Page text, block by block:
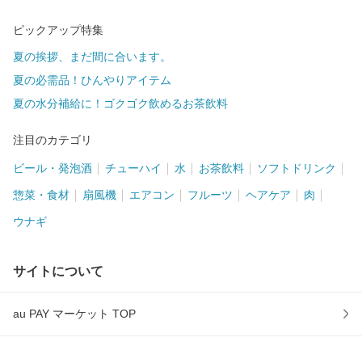
ピックアップ特集
夏の挨拶、まだ間に合います。
夏の必需品！ひんやりアイテム
夏の水分補給に！ゴクゴク飲めるお茶飲料
注目のカテゴリ
ビール・発泡酒 チューハイ 水 お茶飲料 ソフトドリンク
惣菜・食材 扇風機 エアコン フルーツ ヘアケア 肉
ウナギ
サイトについて
au PAY マーケット TOP